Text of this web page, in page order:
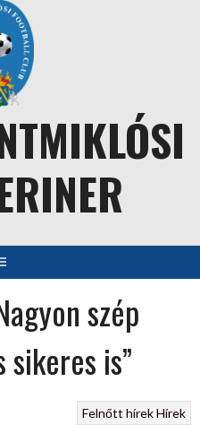
szép
is”
Felnőtt hírekHírek